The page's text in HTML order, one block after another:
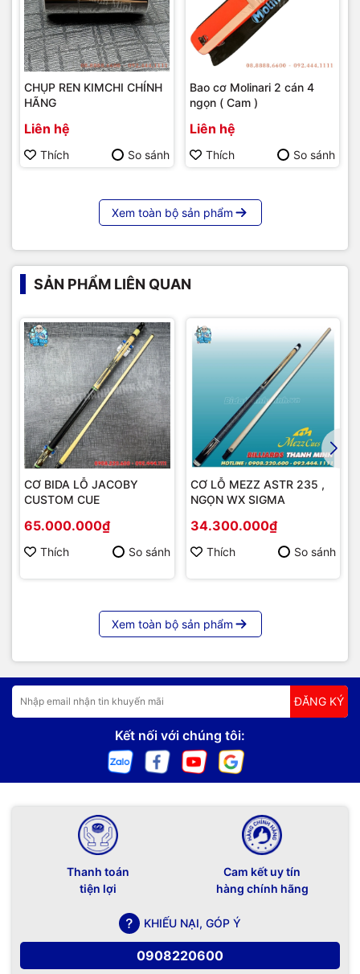
CHỤP REN KIMCHI CHÍNH
HÃNG
Liên hệ
Thích So sánh
Bao cơ Molinari 2 cán 4
ngọn ( Cam )
Liên hệ
Thích So sánh
Xem toàn bộ sản phẩm
SẢN PHẨM LIÊN QUAN
CƠ BIDA LỖ JACOBY
CUSTOM CUE
65.000.000₫
Thích So sánh
CƠ LỖ MEZZ ASTR 235 ,
NGỌN WX SIGMA
34.300.000₫
Thích So sánh
Xem toàn bộ sản phẩm
ĐĂNG KÝ
Kết nối với chúng tôi:
Thanh toán
tiện lợi
Cam kết uy tín
hàng chính hãng
KHIẾU NẠI, GÓP Ý
0908220600